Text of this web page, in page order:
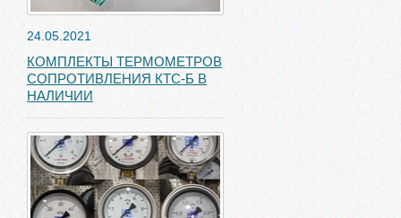
24.05.2021
КОМПЛЕКТЫ ТЕРМОМЕТРОВ
СОПРОТИВЛЕНИЯ КТС-Б В
НАЛИЧИИ